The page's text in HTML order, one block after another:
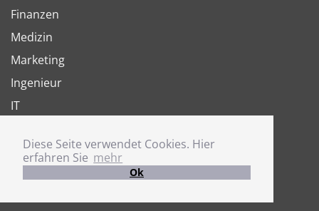
Diese Seite verwendet Cookies. Hier
erfahren Sie mehr
Ok
Finanzen
Medizin
Marketing
Ingenieur
IT
Joboter